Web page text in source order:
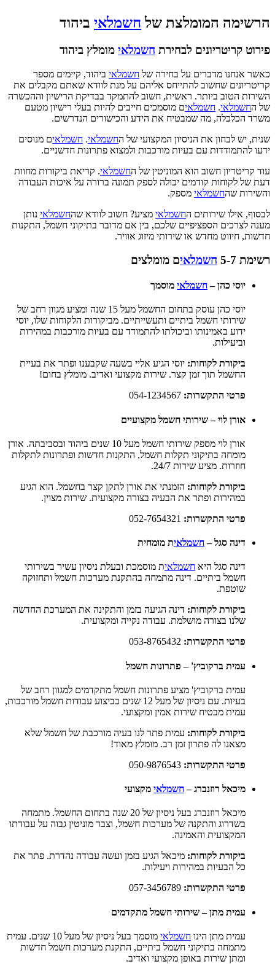
הרשימה המומלצת של חשמלאי ביהוד
פירוט קריטריונים לבחירת חשמלאי מומלץ ביהוד
כאשר אנחנו מדברים על בחירה של חשמלאי ביהוד, קיימים מספר
קריטריונים שחשוב להתייחס אליהם על מנת לוודא שאתם מקבלים את
השירות הטוב ביותר. ראשית, חשוב להתמקד בבדיקת הרישיון וההכשרה
של החשמלאי. חשמלאים מוסמכים חייבים להיות בעלי רישיון מטעם
משרד הכלכלה, מה שמבטיח את הידע והכישורים הנדרשים.
שנית, יש לבחון את הניסיון המקצועי של החשמלאי. חשמלאים מנוסים
ידעו להתמודדות עם בעיות מורכבות ולמצוא פתרונות חדשניים.
עוד קריטריון חשוב הוא המוניטין של החשמלאי. קריאת ביקורות מחוות
דעת של לקוחות קודמים יכולה לספק תמונה ברורה על איכות העבודה
והשירות שהחשמלאי מספק.
לבסוף, אילו שירותים החשמלאי מציע? חשוב לוודא שהחשמלאי נותן
מענה לצרכים הספציפיים שלכם, בין אם מדובר בתיקוני חשמל, התקנות
חדשות, חיווט מחדש או שירותי מיזוג אוויר.
רשימת 5-7 חשמלאים מומלצים
יוסי כהן –חשמלאי מוסמך
יוסי כהן עוסק בתחום החשמל מעל 15 שנה ומציע מגוון רחב של
שירותי חשמל ביתיים ותעשייתיים. מביקורות הלקוחות שלו, יוסי
ידוע באמינותו וביכולתו להתמודד עם בעיות מורכבות במהירות
וביעילות.
ביקורת לקוחות: יוסי הגיע אליי בשעה שקבענו ופתר את בעיית
החשמל תוך זמן קצר. שירות מקצועי ואדיב. מומלץ בחום!
פרטי התקשרות:
אורן לוי – שירותי חשמל מקצועיים
אורן לוי מספק שירותי חשמל מעל 10 שנים ביהוד ובסביבתה. אורן
מומחה בתיקוני תקלות חשמל, התקנות חדשות ופתרונות לתקלות
חוזרות. מציע שירות 24/7.
ביקורת לקוחות: הזמנתי את אורן לתקן קצר בחשמל. הוא הגיע
במהירות ופתר את הבעיה בצורה מקצועית. שירות מצוין.
פרטי התקשרות:
דינה סגל –חשמלאית מומחית
דינה סגל היא חשמלאית מוסמכת ובעלת ניסיון עשיר בשירותי
חשמל ביתיים. דינה מתמחה בהתקנת מערכות חשמל ותחזוקה
שוטפת.
ביקורת לקוחות: דינה הגיעה בזמן והתקינה את המערכת החדשה
שלנו בצורה מושלמת. עבודה נקייה ומקצועית.
פרטי התקשרות:
עמית ברקוביץ' – פתרונות חשמל
עמית ברקוביץ' מציע פתרונות חשמל מתקדמים למגוון רחב של
בעיות. עם ניסיון של מעל 12 שנים בביצוע עבודות חשמל מורכבות,
עמית מבטיח שירות אמין ומקצועי.
ביקורת לקוחות: עמית פתר לנו בעיה מורכבת של חשמל שלא
מצאנו לה פתרון זמן רב. מומלץ מאוד!
פרטי התקשרות:
מיכאל רוזנברג –חשמלאי מקצועי
מיכאל רוזנברג בעל ניסיון של 20 שנה בתחום החשמל. מתמחה
בשדרוג והתקנה של מערכות חשמל, וצבר מוניטין גבוה על עבודתו
המקצועית והאמינה.
ביקורת לקוחות: מיכאל הגיע בזמן ועשה עבודה נהדרת. פתר את
כל הבעיות במהירות ויעילות.
פרטי התקשרות:
עמית מתן – שירותי חשמל מתקדמים
עמית מתן הינו חשמלאי
מוסמך בעל ניסיון של מעל 10 שנים. עמית
מתמחה בתיקוני חשמל ביתיים, התקנת מערכות חשמל חדשות
ומתן שירות באופן מקצועי ואדיב.